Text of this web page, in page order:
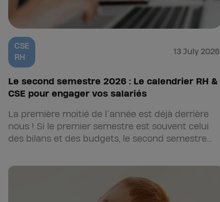
CSE
RH
13 July 2026
Le second semestre 2026 : Le calendrier RH &
CSE pour engager vos salariés
La première moitié de l’année est déjà derrière
nous ! Si le premier semestre est souvent celui
des bilans et des budgets, le second semestre…